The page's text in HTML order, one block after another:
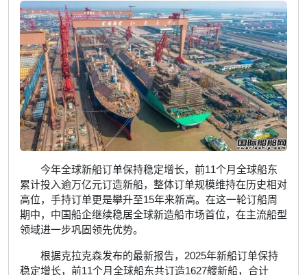
今年全球新船订单保持稳定增长，前11个月全球船东
累计投入逾万亿元订造新船，整体订单规模维持在历史相对
高位，手持订单更是攀升至15年来新高。在这一轮订船周
期中，中国船企继续稳居全球新造船市场首位，在主流船型
领域进一步巩固领先优势。
根据克拉克森发布的最新报告，2025年新船订单保持
稳定增长，前11个月全球船东共订造1627艘新船，合计